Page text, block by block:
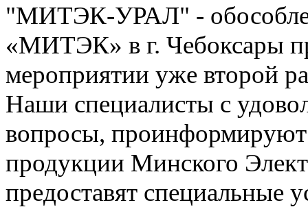
"МИТЭК-УРАЛ" -
«МИТЭК» в г. Чебоксары
мероприятии уже второй
Наши специалисты с
вопросы,
продукции Минского
предоставят специальные